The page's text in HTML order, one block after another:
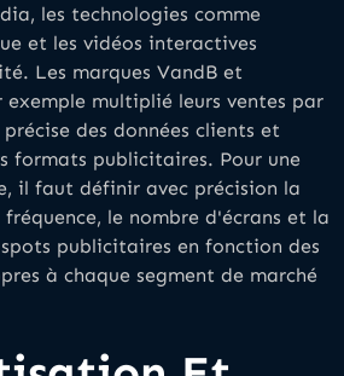
les technologies comme
et les vidéos interactives
Les marques VandB et
multiplié leurs ventes par
des données clients et
formats publicitaires. Pour une
il faut définir avec précision la
le nombre d'écrans et la
publicitaires en fonction des
à chaque segment de marché